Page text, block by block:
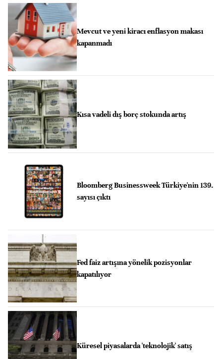
Mevcut ve yeni kiracı enflasyon makası
kapanmadı
Kısa vadeli dış borç stokunda artış
Bloomberg Businessweek Türkiye'nin 139.
sayısı çıktı
Fed faiz artışına yönelik pozisyonlar
kapatılıyor
Küresel piyasalarda 'teknolojik' satış